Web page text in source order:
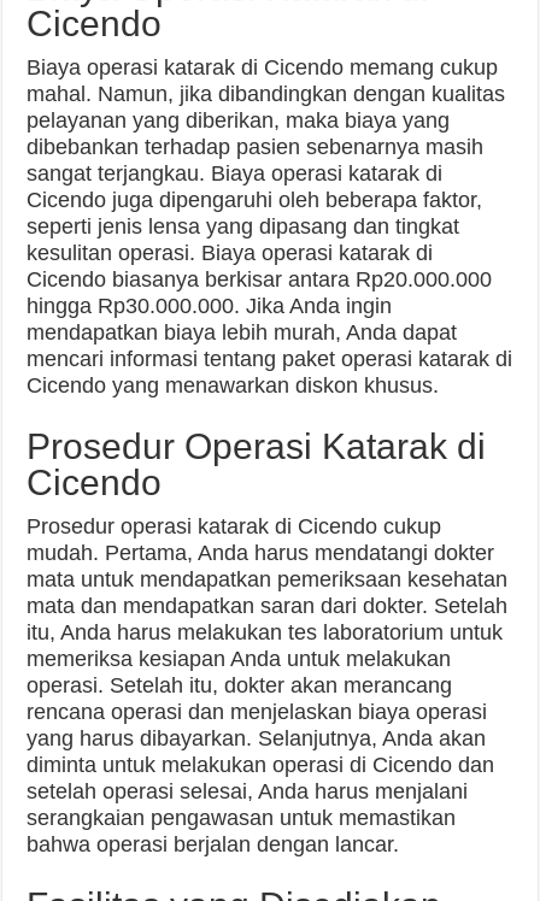
Cicendo
Biaya operasi katarak di Cicendo memang cukup
mahal. Namun, jika dibandingkan dengan kualitas
pelayanan yang diberikan, maka biaya yang
dibebankan terhadap pasien sebenarnya masih
sangat terjangkau. Biaya operasi katarak di
Cicendo juga dipengaruhi oleh beberapa faktor,
seperti jenis lensa yang dipasang dan tingkat
kesulitan operasi. Biaya operasi katarak di
Cicendo biasanya berkisar antara Rp20.000.000
hingga Rp30.000.000. Jika Anda ingin
mendapatkan biaya lebih murah, Anda dapat
mencari informasi tentang paket operasi katarak di
Cicendo yang menawarkan diskon khusus.
Prosedur Operasi Katarak di
Cicendo
Prosedur operasi katarak di Cicendo cukup
mudah. Pertama, Anda harus mendatangi dokter
mata untuk mendapatkan pemeriksaan kesehatan
mata dan mendapatkan saran dari dokter. Setelah
itu, Anda harus melakukan tes laboratorium untuk
memeriksa kesiapan Anda untuk melakukan
operasi. Setelah itu, dokter akan merancang
rencana operasi dan menjelaskan biaya operasi
yang harus dibayarkan. Selanjutnya, Anda akan
diminta untuk melakukan operasi di Cicendo dan
setelah operasi selesai, Anda harus menjalani
serangkaian pengawasan untuk memastikan
bahwa operasi berjalan dengan lancar.